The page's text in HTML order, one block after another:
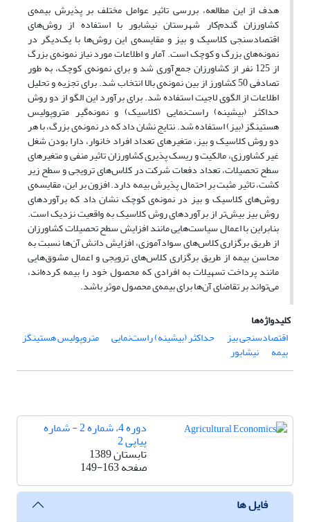
هدف از این مطالعه، بررسی تاثیر عوامل مختلف بر پذیرش بیمه‌ی
کشاورزان گندم‌کار شهرستان نیشابور با استفاده از روش‌های
اقتصادسنجی کلاسیک و بیز و مقایسه‌ی این روش‌ها با یک‌دیگر در
نمونه‌های بزرگ و کوچک است. آمار و اطلاعات مورد نیاز نمونه‌ی بزرگ
از 125 نفر از کشاورزان جمع‌آوری شد و برای نمونه‌ی کوچک، به طور
تصادفی 50 کشاورز از بین نمونه‌ی بالا انتخاب شد. برای تجزیه و تحلیل
اطلاعات از الگوی لاجیت استفاده شد. برای برآورد این الگو از دو روش
حداکثر (بیشینه) راست‌نمایی (کلاسیک) و نمونه‌گیر متروپولیس
هستینگز (بیز) استفاده شد. نتایج نشان داد که در نمونه‌ی بزرگ، با هر
دو روش کلاسیک و بیز، متغیرهای تعداد افراد خانوار، دارا بودن شغل
غیر کشاورزی، مالکیت و ریسک پذیری کشاورزان تاثیر منفی و متغیرهای
سطح تحصیلات، تعداد دفعات شرکت در کلاس‌های ترویجی و سطح زیر
کشت، تاثیر مثبت بر احتمال پذیرش بیمه دارد. افزون بر این، مقایسه‌ی
روش‌های کلاسیک و بیز در نمونه‌ی کوچک نشان داد که برآوردهای
روش بیز بیش‌تر از برآوردهای روش کلاسیک به واقعیت نزدیک است.
بنابراین با اعمال سیاست‌هایی مانند افزایش سطح تحصیلات کشاورزان
از طریق برگزاری کلاس‌های سوادآموزی، افزایش دانش آن‌ها نسبت به
محاسن بیمه از طریق برگزاری کلاس‌های ترویجی و اعمال مشوق‌هایی
مانند پرداخت تسهیلات به افرادی که محصول خود را بیمه کرده‌اند،
می‌تواند بر تقاضای آن‌ها برای بیمه‌ی محصول موثر باشد.
کلیدواژه‌ها
اقتصادسنجی بیز
حداکثر (بیشینه) راست‌نمایی متروپولیس هستینگز
بیمه نیشابور
دوره 4، شماره 2 - شماره
پیاپی 2
تابستان 1389
صفحه149-163
فایل ها